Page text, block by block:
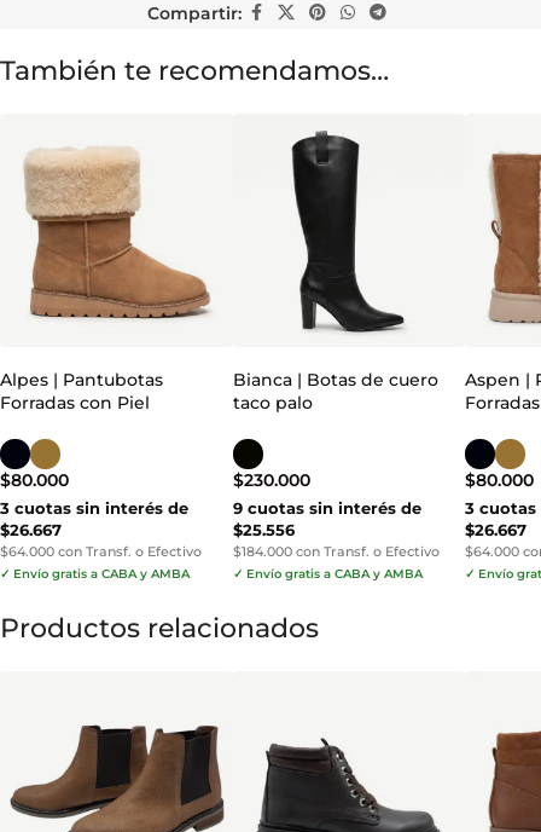
Compartir:
También te recomendamos…
Alpes | Pantubotas
Forradas con Piel
$80.000
3 cuotas sin interés de
$26.667
$64.000 con Transf. o Efectivo
✓ Envío gratis a CABA y AMBA
Bianca | Botas de cuero
taco palo
$230.000
9 cuotas sin interés de
$25.556
$184.000 con Transf. o Efectivo
✓ Envío gratis a CABA y AMBA
Aspen |
$80.000
3 cuotas
$26.667
$64.000
✓ Envío
Productos relacionados